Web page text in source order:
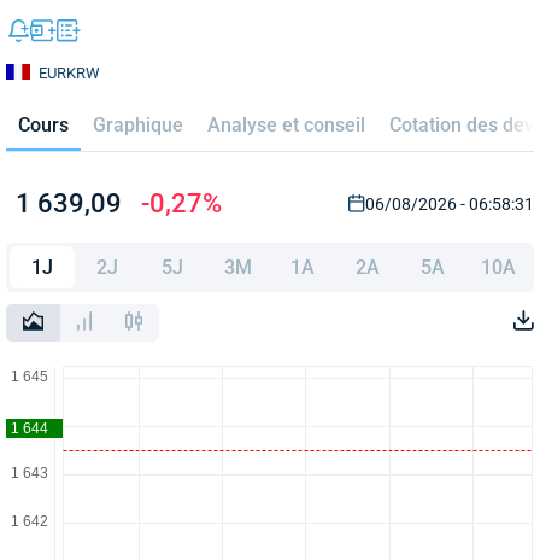
EURKRW
Cours Graphique Analyse et conseil Cotation des
1 639,09 -0,27% 06/08/2026 - 06:58:31
1J 2J 5J 3M 1A 2A 5A 10A